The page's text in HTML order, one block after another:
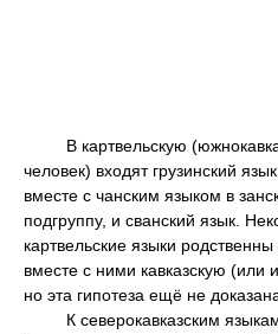
В картвельскую
человек) входят грузинский
вместе с чанским языком в
подгруппу, и сванский язык.
картвельские языки
вместе с ними кавказскую (или
но эта гипотеза ещё не
К северокавказским языкам